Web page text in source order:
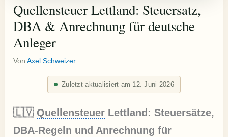
Quellensteuer Lettland: Steuersatz,
DBA & Anrechnung für deutsche
Anleger
Von Axel Schweizer
Zuletzt aktualisiert am 12. Juni 2026
🇱🇻 QuellensteuerLettland: Steuersätze,
DBA-Regeln und Anrechnung für